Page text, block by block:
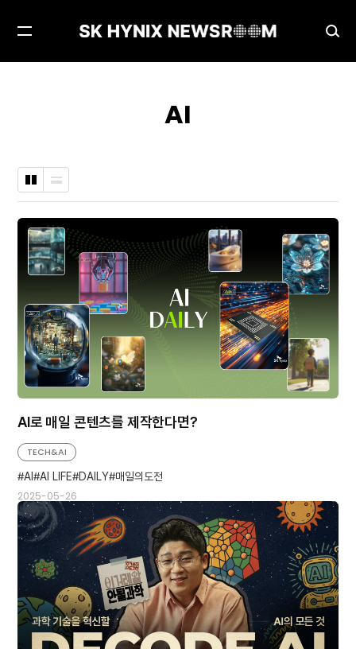
검
색
메
AI
바
판
형
나
형
AI로 매일 콘텐츠를 제작한다면?
2025-05-26
TECH&AI
AI
AI LIFE DAILY 매일의도전